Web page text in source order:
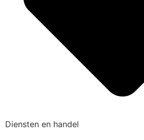
Diensten en handel